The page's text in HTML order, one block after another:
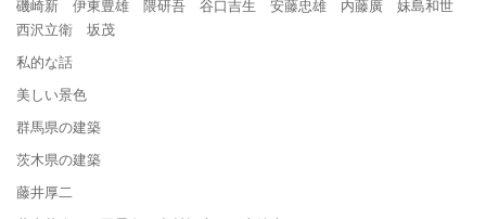
磯崎新 伊東豊雄 隈研吾 谷口吉生 安藤忠雄 内藤廣 妹島和世
西沢立衛 坂茂
私的な話
美しい景色
群馬県の建築
茨木県の建築
藤井厚二